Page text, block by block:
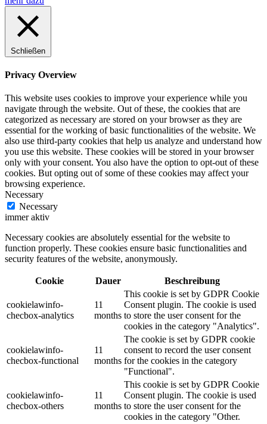
Schließen
Privacy Overview
This website uses cookies to improve your experience while you
navigate through the website. Out of these, the cookies that are
categorized as necessary are stored on your browser as they are
essential for the working of basic functionalities of the website. We
also use third-party cookies that help us analyze and understand how
you use this website. These cookies will be stored in your browser
only with your consent. You also have the option to opt-out of these
cookies. But opting out of some of these cookies may affect your
browsing experience.
Necessary
Necessary
immer aktiv
Necessary cookies are absolutely essential for the website to
function properly. These cookies ensure basic functionalities and
security features of the website, anonymously.
Cookie Dauer Beschreibung
cookielawinfo-
checbox-analytics
11
months
This cookie is set by GDPR Cookie
Consent plugin. The cookie is used
to store the user consent for the
cookies in the category "Analytics".
cookielawinfo-
checbox-functional
11
months
The cookie is set by GDPR cookie
consent to record the user consent
for the cookies in the category
"Functional".
cookielawinfo-
checbox-others
11
months
This cookie is set by GDPR Cookie
Consent plugin. The cookie is used
to store the user consent for the
cookies in the category "Other.